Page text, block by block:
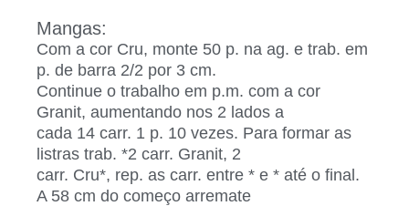
Mangas:
Com a cor Cru, monte 50 p. na ag. e trab. em
p. de barra 2/2 por 3 cm.
Continue o trabalho em p.m. com a cor
Granit, aumentando nos 2 lados a
cada 14 carr. 1 p. 10 vezes. Para formar as
listras trab. *2 carr. Granit, 2
carr. Cru*, rep. as carr. entre * e * até o final.
A 58 cm do começo arremate